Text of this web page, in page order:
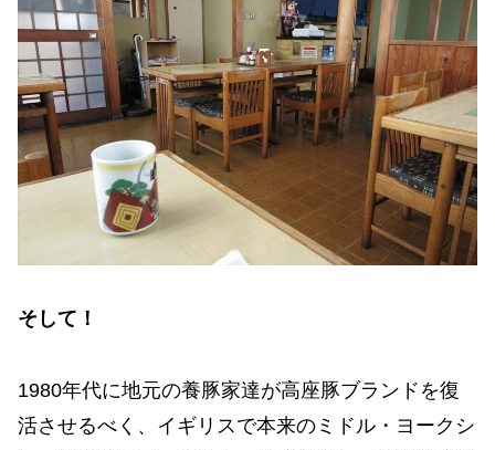
そして！
1980年代に地元の養豚家達が高座豚ブランドを復
活させるべく、イギリスで本来のミドル・ヨークシ